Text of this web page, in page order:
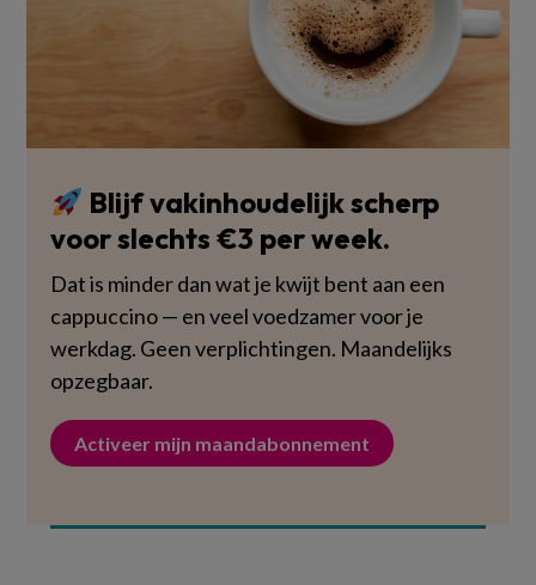
Blijf vakinhoudelijk scherp
voor slechts €3 per week.
Dat is minder dan wat je kwijt bent aan een
cappuccino — en veel voedzamer voor je
werkdag. Geen verplichtingen. Maandelijks
opzegbaar.
Activeer mijn maandabonnement